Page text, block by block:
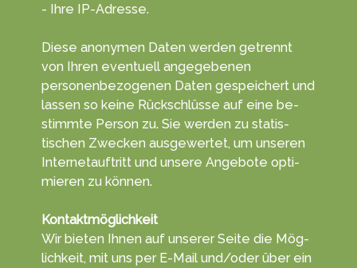
- Ihre IP-Adresse.
Diese anonymen Daten wer­den getrennt
von Ihren even­tuell ange­gebenen
personen­bezogenen Da­ten ge­speichert und
lassen so keine Rück­schlüsse auf eine be­
stimmte Per­son zu. Sie wer­den zu statis­
tischen Zwecken aus­gewertet, um unseren
Internet­auftritt und unsere An­gebote opti­
mieren zu kön­nen.
Kontaktmöglichkeit
Wir bieten Ihnen auf unserer Sei­te die Mög­
lich­keit, mit uns per E-Mail und/oder über ein